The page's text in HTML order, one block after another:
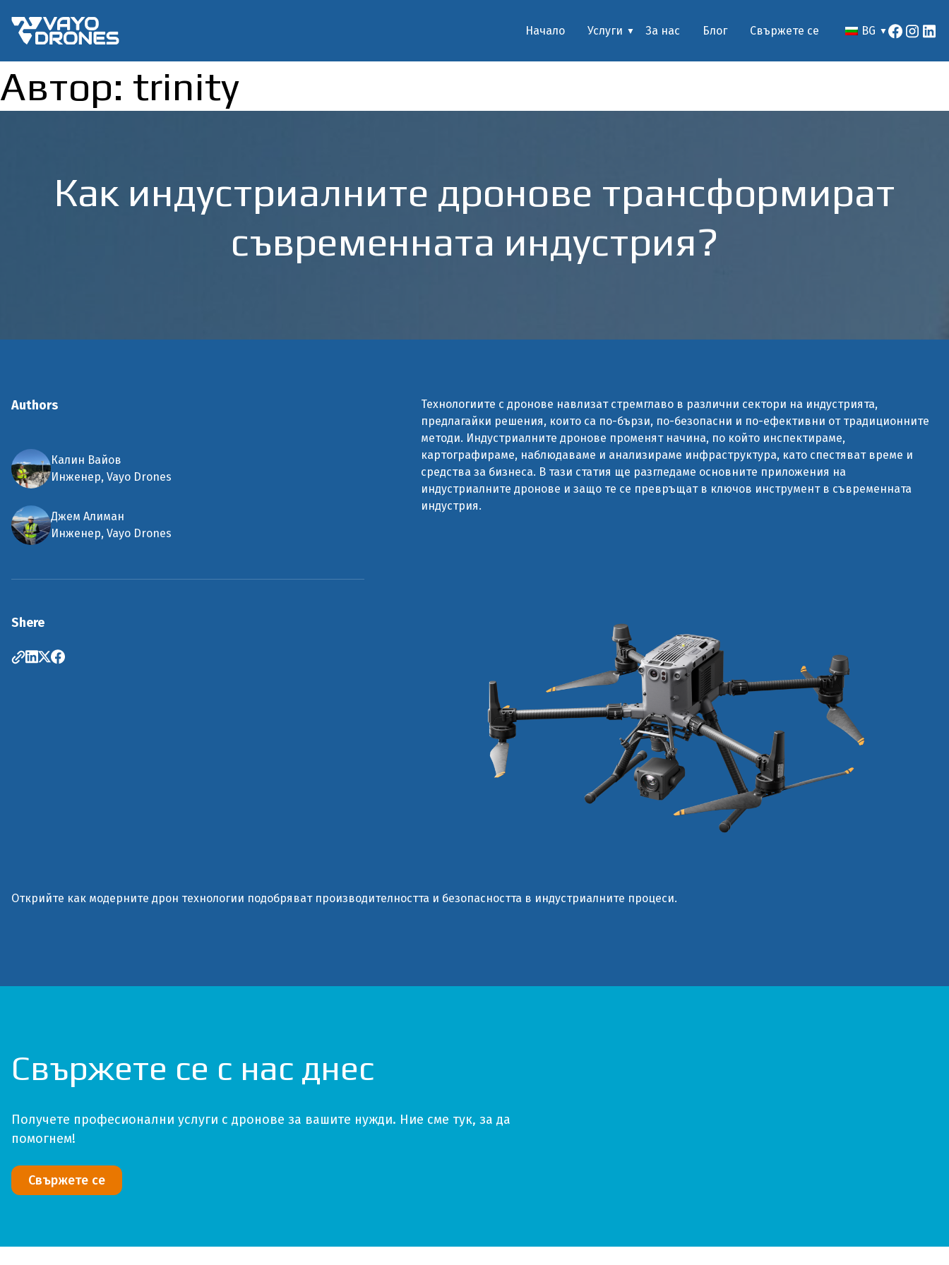
Начало Услуги За нас Блог Свържете се BG
Автор: trinity
Как индустриалните дронове трансформират
съвременната индустрия?
Authors
Калин Вайов
Инженер, Vayo Drones
Джем Алиман
Инженер, Vayo Drones
Shere
Технологиите с дронове навлизат стремглаво в различни сектори на индустрията,
предлагайки решения, които са по-бързи, по-безопасни и по-ефективни от традиционните
методи. Индустриалните дронове променят начина, по който инспектираме,
картографираме, наблюдаваме и анализираме инфраструктура, като спестяват време и
средства за бизнеса. В тази статия ще разгледаме основните приложения на
индустриалните дронове и защо те се превръщат в ключов инструмент в съвременната
индустрия.
Открийте как модерните дрон технологии подобряват производителността и безопасността в индустриалните процеси.
Свържете се с нас днес
Получете професионални услуги с дронове за вашите нужди. Ние сме тук, за да
помогнем!
Свържете се